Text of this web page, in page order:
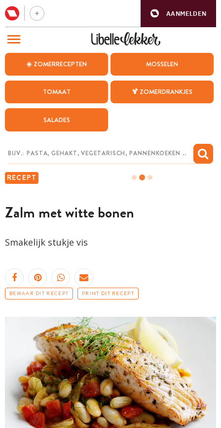
AANMELDEN
☀️ ZOMERRECEPTEN MOSSELEN
TOMAAT 🍹 ZOMERDRANKJES
SALADES
RECEPT
Zalm met witte bonen
Smakelijk stukje vis
BEWAAR DIT RECEPT PRINT DIT RECEPT
BEZOEK ONZE ANDERE WEBSITES
WEEKMENU
CHAT MET MAIA
MIJN BEWAARDE RECEPTEN